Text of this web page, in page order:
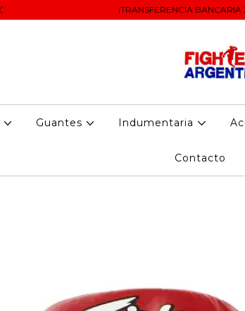
¡TRANSFERENCIA
Guantes Indumentaria
Contacto